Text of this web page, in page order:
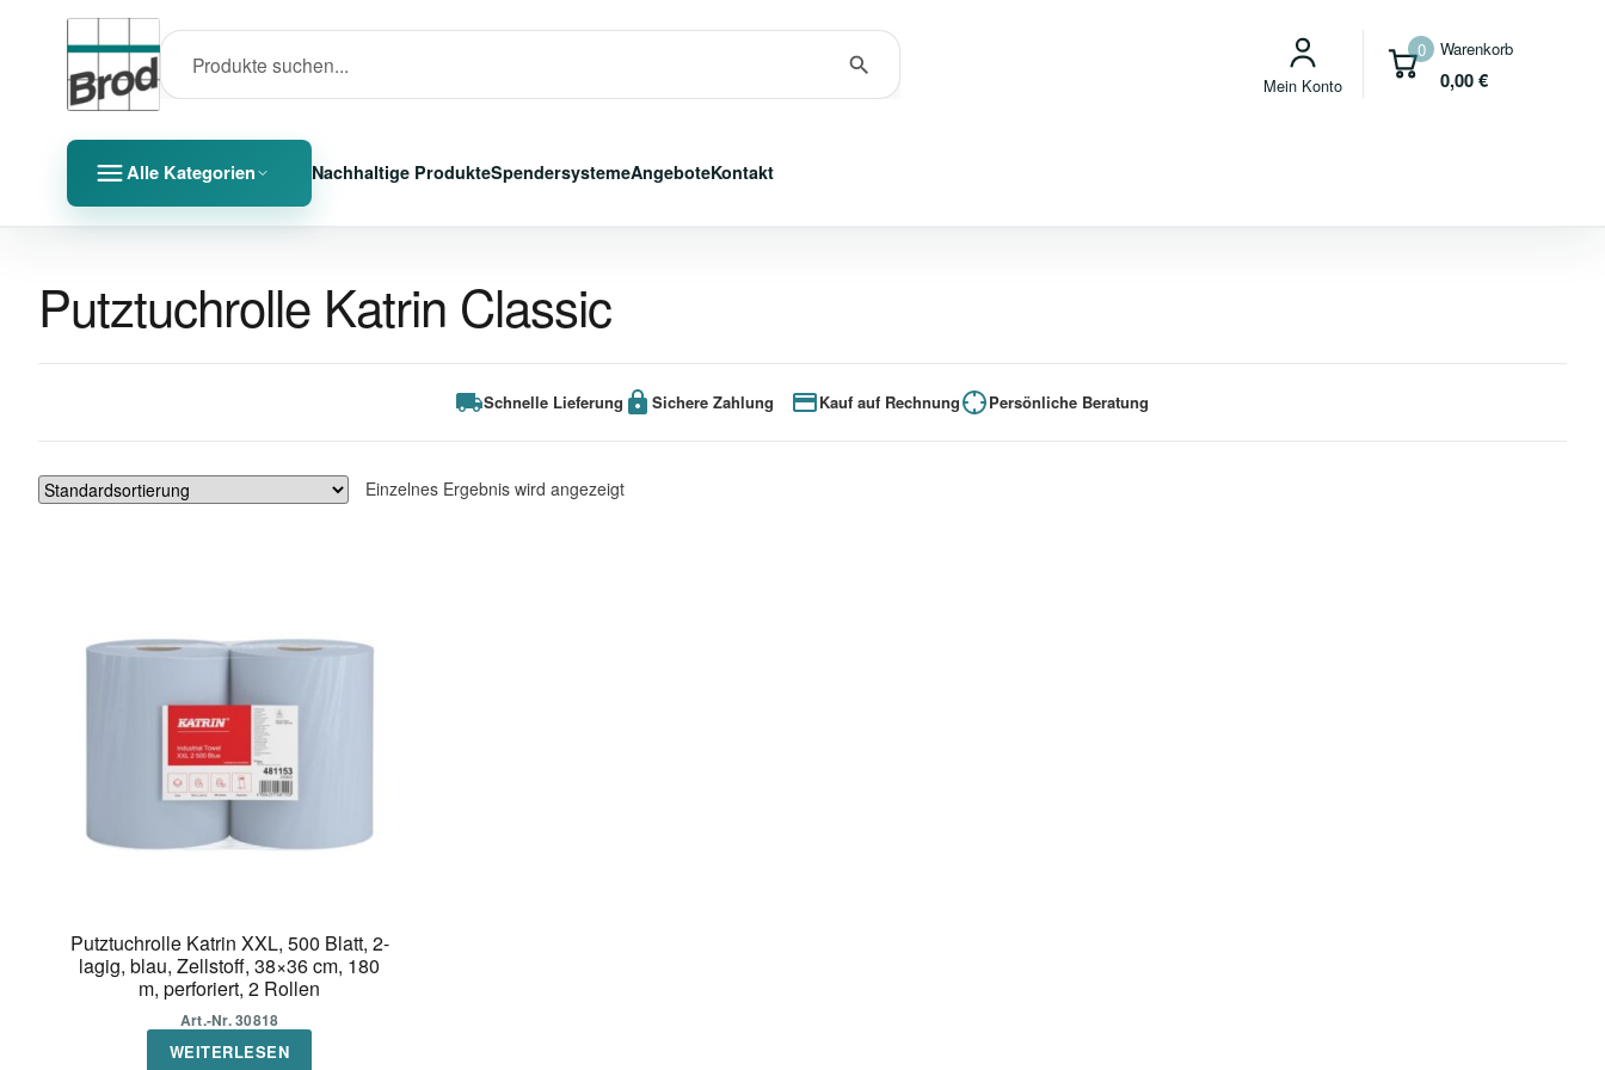
0 Warenkorb
0,00€
Mein Konto
Alle Kategorien Nachhaltige ProdukteSpendersystemeAngeboteKontakt
Putztuchrolle Katrin Classic
Schnelle Lieferung Sichere Zahlung Kauf auf Rechnung Persönliche Beratung
Einzelnes Ergebnis wird angezeigt
Putztuchrolle Katrin XXL, 500 Blatt, 2-
lagig, blau, Zellstoff, 38×36 cm, 180
m, perforiert, 2 Rollen
Art.-Nr. 30818
WEITERLESEN